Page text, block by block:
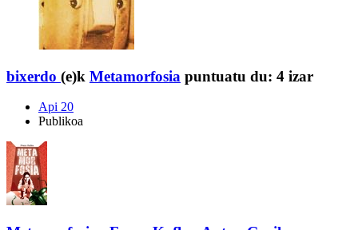
bixerdo (e)k Metamorfosia puntuatu du: 4 izar
Api 20
Publikoa